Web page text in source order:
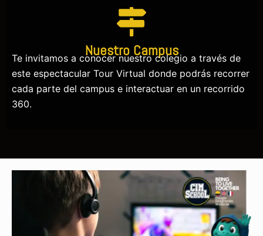
Nuestro Campus
Te invitamos a conocer nuestro colegio a través de
este espectacular Tour Virtual donde podrás recorrer
cada parte del campus e interactuar en un recorrido
360.